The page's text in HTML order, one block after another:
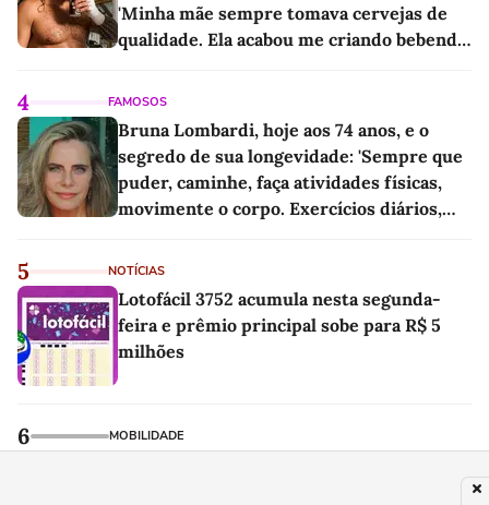
'Minha mãe sempre tomava cervejas de
qualidade. Ela acabou me criando bebendo
4 FAMOSOS
Bruna Lombardi, hoje aos 74 anos, e o
segredo de sua longevidade: 'Sempre que
puder, caminhe, faça atividades físicas,
movimente o corpo. Exercícios diários,
5 NOTÍCIAS
Lotofácil 3752 acumula nesta segunda-
feira e prêmio principal sobe para R$ 5
milhões
6 MOBILIDADE